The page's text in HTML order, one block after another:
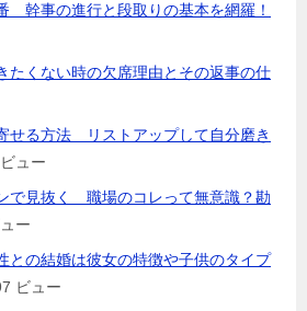
幹事の進行と段取りの基本を網羅！
たくない時の欠席理由とその返事の仕
せる方法 リストアップして自分磨き
ュー
で見抜く 職場のコレって無意識？勘
ー
との結婚は彼女の特徴や子供のタイプ
ビュー